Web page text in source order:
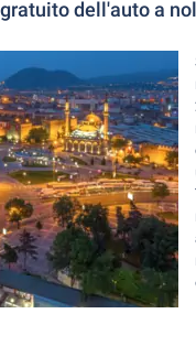
dell'auto a